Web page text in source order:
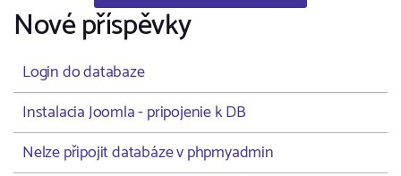
Nové příspěvky
Login do databaze
Instalacia Joomla - pripojenie k DB
Nelze připojit databáze v phpmyadmin